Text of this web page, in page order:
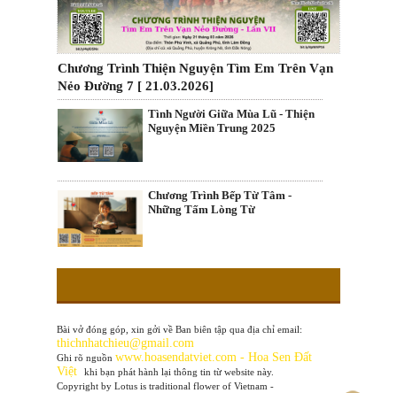
Chương Trình Thiện Nguyện Tìm Em Trên Vạn
Nẻo Đường 7 [ 21.03.2026]
Tình Người Giữa Mùa Lũ - Thiện
Nguyện Miền Trung 2025
Chương Trình Bếp Từ Tâm -
Những Tấm Lòng Từ
Bài vở đóng góp, xin gởi về Ban biên tập qua địa chỉ email:
thichnhatchieu@gmail.com
Ghi rõ nguồn www.hoasendatviet.com - Hoa Sen Đất
Việt
khi bạn phát hành lại thông tin từ website này.
Copyright by Lotus is traditional flower of Vietnam -